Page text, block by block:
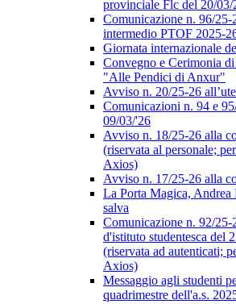
provinciale Flc del 20/03/
Comunicazione n. 96/
intermedio PTOF 2025-
Giornata internazionale
Convegno e Cerimonia
"Alle Pendici di Anxur"
Avviso n. 20/25-26
Comunicazioni n. 94 e
09/03/'26
Avviso n. 18/25-26 alla
(riservata al personale;
Axios)
Avviso n. 17/25-26 alla
La Porta Magica, Andrea
salva
Comunicazione n. 92/25-
d'istituto studentesca del
(riservata ad autenticati;
Axios)
Messaggio agli studenti
quadrimestre dell'a.s.